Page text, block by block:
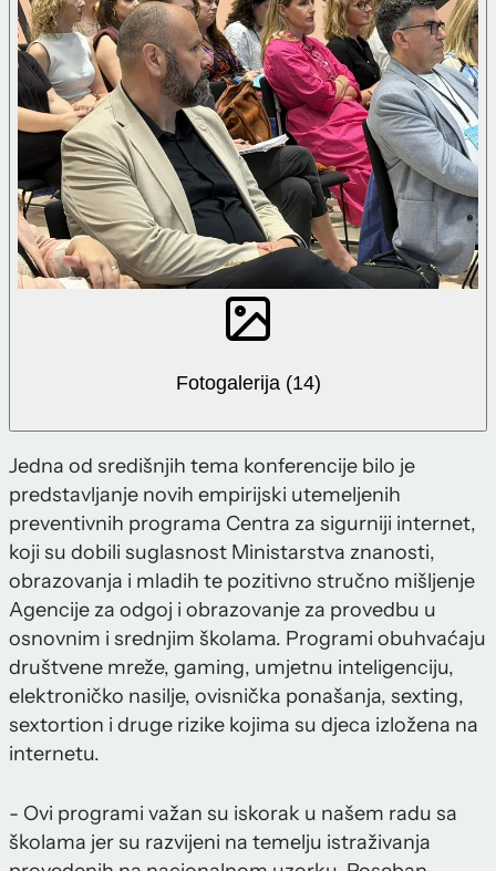
Fotogalerija (14)
Jedna od središnjih tema konferencije bilo je
predstavljanje novih empirijski utemeljenih
preventivnih programa Centra za sigurniji internet,
koji su dobili suglasnost Ministarstva znanosti,
obrazovanja i mladih te pozitivno stručno mišljenje
Agencije za odgoj i obrazovanje za provedbu u
osnovnim i srednjim školama. Programi obuhvaćaju
društvene mreže, gaming, umjetnu inteligenciju,
elektroničko nasilje, ovisnička ponašanja, sexting,
sextortion i druge rizike kojima su djeca izložena na
internetu.
- Ovi programi važan su iskorak u našem radu sa
školama jer su razvijeni na temelju istraživanja